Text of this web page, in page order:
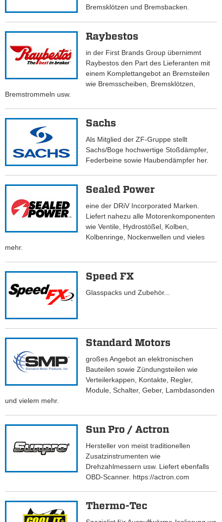
Bremsklötzen und Bremsbacken.
Raybestos
in der First Brands Group übernimmt
Raybestos den Part des Lieferanten mit
einem Komplettangebot an Bremsteilen
wie Bremsscheiben, Bremsklötzen,
Bremstrommeln usw.
Sachs
Als Mitglied der ZF-Gruppe stellt
Sachs/Boge hochwertige Stoßdämpfer,
Federbeine sowie Haubendämpfer her.
Sealed Power
eine der DRiV Incorporated Marken.
Liefert nahezu alle Motorenkomponenten
wie Ventile, Hydrostößel, Kolben,
Kolbenringe, Nockenwellen und vieles
mehr.
Speed FX
Glasspacks und Zubehör...
Standard Motors
großes Angebot an elektronischen
Bauteilen sowie Zündungsteilen wie
Verteilerkappen, Kontakte, Regler,
Module, Schalter, Geber, Lambdasonden
und vielem mehr.
Sun Pro / Actron
Hersteller von meist traditionellen
Zusatzinstrumenten wie
Drehzahlmessern usw. Liefert ebenfalls
OBD-Scanner. https://actron.com
Thermo-Tec